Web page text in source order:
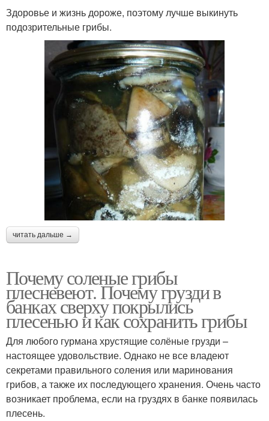
Здоровье и жизнь дороже, поэтому лучше выкинуть
подозрительные грибы.
читать дальше →
Почему соленые грибы
плесневеют. Почему грузди в
банках сверху покрылись
плесенью и как сохранить грибы
Для любого гурмана хрустящие солёные грузди –
настоящее удовольствие. Однако не все владеют
секретами правильного соления или маринования
грибов, а также их последующего хранения. Очень часто
возникает проблема, если на груздях в банке появилась
плесень.